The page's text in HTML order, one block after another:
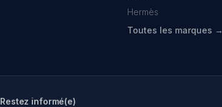
Hermès
Toutes les marques →
Restez informé(e)